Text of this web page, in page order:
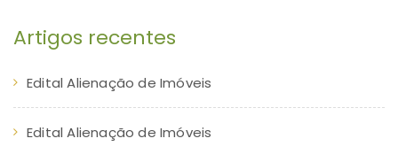
Artigos recentes
Edital Alienação de Imóveis
Edital Alienação de Imóveis